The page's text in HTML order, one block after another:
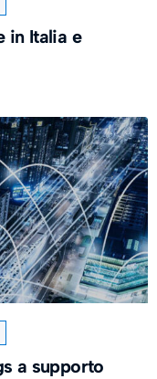
in Italia e
a supporto